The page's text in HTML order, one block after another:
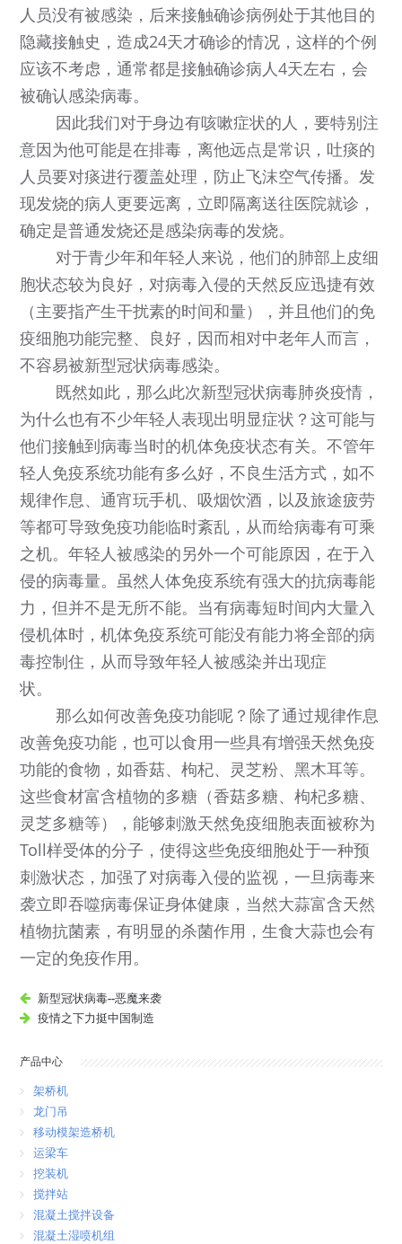
人员没有被感染，后来接触确诊病例处于其他目的
隐藏接触史，造成24天才确诊的情况，这样的个例
应该不考虑，通常都是接触确诊病人4天左右，会
被确认感染病毒。
因此我们对于身边有咳嗽症状的人，要特别注
意因为他可能是在排毒，离他远点是常识，吐痰的
人员要对痰进行覆盖处理，防止飞沫空气传播。发
现发烧的病人更要远离，立即隔离送往医院就诊，
确定是普通发烧还是感染病毒的发烧。
对于青少年和年轻人来说，他们的肺部上皮细
胞状态较为良好，对病毒入侵的天然反应迅捷有效
（主要指产生干扰素的时间和量），并且他们的免
疫细胞功能完整、良好，因而相对中老年人而言，
不容易被新型冠状病毒感染。
既然如此，那么此次新型冠状病毒肺炎疫情，
为什么也有不少年轻人表现出明显症状？这可能与
他们接触到病毒当时的机体免疫状态有关。不管年
轻人免疫系统功能有多么好，不良生活方式，如不
规律作息、通宵玩手机、吸烟饮酒，以及旅途疲劳
等都可导致免疫功能临时紊乱，从而给病毒有可乘
之机。年轻人被感染的另外一个可能原因，在于入
侵的病毒量。虽然人体免疫系统有强大的抗病毒能
力，但并不是无所不能。当有病毒短时间内大量入
侵机体时，机体免疫系统可能没有能力将全部的病
毒控制住，从而导致年轻人被感染并出现症
状。
那么如何改善免疫功能呢？除了通过规律作息
改善免疫功能，也可以食用一些具有增强天然免疫
功能的食物，如香菇、枸杞、灵芝粉、黑木耳等。
这些食材富含植物的多糖（香菇多糖、枸杞多糖、
灵芝多糖等），能够刺激天然免疫细胞表面被称为
Toll样受体的分子，使得这些免疫细胞处于一种预
刺激状态，加强了对病毒入侵的监视，一旦病毒来
袭立即吞噬病毒保证身体健康，当然大蒜富含天然
植物抗菌素，有明显的杀菌作用，生食大蒜也会有
一定的免疫作用。
新型冠状病毒--恶魔来袭
疫情之下力挺中国制造
产品中心
架桥机
龙门吊
移动模架造桥机
运梁车
挖装机
搅拌站
混凝土搅拌设备
混凝土湿喷机组